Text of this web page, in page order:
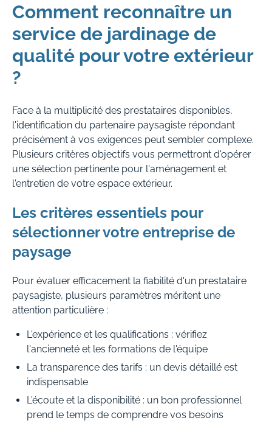
Comment reconnaître un
service de jardinage de
qualité pour votre extérieur
?
Face à la multiplicité des prestataires disponibles,
l'identification du partenaire paysagiste répondant
précisément à vos exigences peut sembler complexe.
Plusieurs critères objectifs vous permettront d'opérer
une sélection pertinente pour l'aménagement et
l'entretien de votre espace extérieur.
Les critères essentiels pour
sélectionner votre entreprise de
paysage
Pour évaluer efficacement la fiabilité d'un prestataire
paysagiste, plusieurs paramètres méritent une
attention particulière :
L'expérience et les qualifications : vérifiez
l'ancienneté et les formations de l'équipe
La transparence des tarifs : un devis détaillé est
indispensable
L'écoute et la disponibilité : un bon professionnel
prend le temps de comprendre vos besoins